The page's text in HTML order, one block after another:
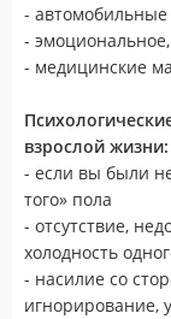
-
-
- медицинские
взрослой жизни:
- если вы были
того» пола
- отсутствие,
холодность
- насилие со
игнорирование,